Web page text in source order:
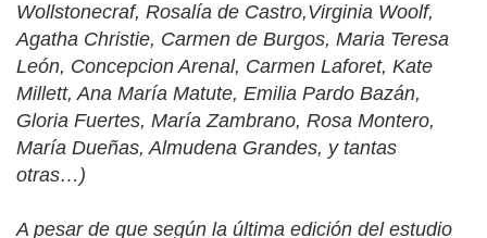
Wollstonecraf, Rosalía de Castro,Virginia Woolf,
Agatha Christie, Carmen de Burgos, Maria Teresa
León, Concepcion Arenal, Carmen Laforet, Kate
Millett, Ana María Matute, Emilia Pardo Bazán,
Gloria Fuertes, María Zambrano, Rosa Montero,
María Dueñas, Almudena Grandes, y tantas
otras…)
A pesar de que según la última edición del estudio